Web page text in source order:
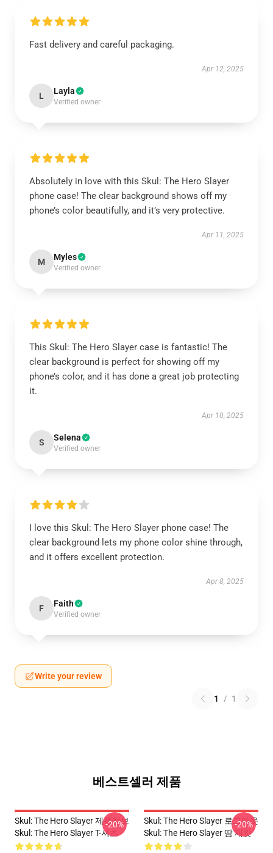
Fast delivery and careful packaging.
Apr 12, 2025
L Layla
Verified owner
Absolutely in love with this Skul: The Hero Slayer
phone case! The clear background shows off my
phone’s color beautifully, and it’s very protective.
Apr 11, 2025
M Myles
Verified owner
This Skul: The Hero Slayer case is fantastic! The
clear background is perfect for showing off my
phone’s color, and it has done a great job protecting
it.
Apr 10, 2025
S Selena
Verified owner
I love this Skul: The Hero Slayer phone case! The
clear background lets my phone color shine through,
and it offers excellent protection.
Apr 8, 2025
F Faith
Verified owner
Write your review
1 / 1
베스트셀러 제품
Skul: The Hero Slayer 제품정보
Skul: The Hero Slayer T-셔츠
-20%
Skul: The Hero Slayer 로그아웃
Skul: The Hero Slayer 땀 재킷
-20%